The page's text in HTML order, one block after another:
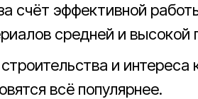
счёт эффективной
средней и высокой
и интереса
всё популярнее.